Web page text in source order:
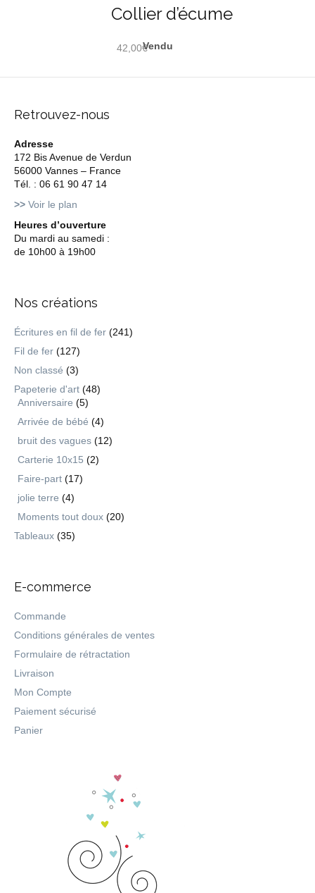
Collier d’écume
42,00€
Retrouvez-nous
Adresse
172 Bis Avenue de Verdun
56000 Vannes – France
Tél. : 06 61 90 47 14
>> Voir le plan
Heures d’ouverture
Du mardi au samedi :
de 10h00 à 19h00
Nos créations
Écritures en fil de fer (241)
Fil de fer (127)
Non classé (3)
Papeterie d'art (48)
Anniversaire (5)
Arrivée de bébé (4)
bruit des vagues (12)
Carterie 10x15 (2)
Faire-part (17)
jolie terre (4)
Moments tout doux (20)
Tableaux (35)
E-commerce
Commande
Conditions générales de ventes
Formulaire de rétractation
Livraison
Mon Compte
Paiement sécurisé
Panier